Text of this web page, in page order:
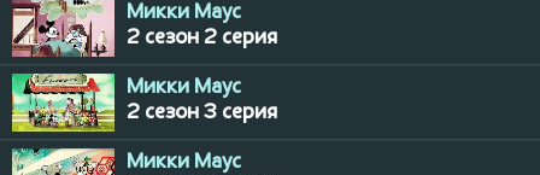
Микки Маус
2 сезон 2 серия
Микки Маус
2 сезон 3 серия
Микки Маус